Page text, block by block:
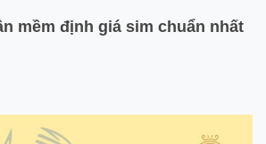
mềm định giá sim chuẩn nhất